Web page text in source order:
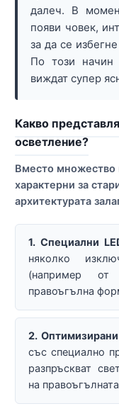
далеч. В
появи човек,
за да се
По този начин
виждат супер
Какво
осветление?
Вместо множество
характерни за
архитектурата
1. Специални
няколко
(например
правоъгълна
2.
със специално
разпръскват
на